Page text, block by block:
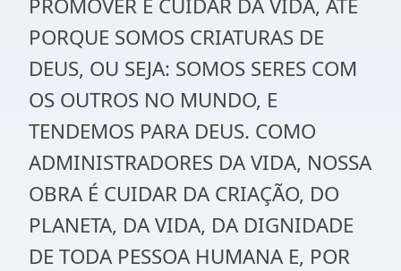
PROMOVER E CUIDAR DA VIDA, ATÉ
PORQUE SOMOS CRIATURAS DE
DEUS, OU SEJA: SOMOS SERES COM
OS OUTROS NO MUNDO, E
TENDEMOS PARA DEUS. COMO
ADMINISTRADORES DA VIDA, NOSSA
OBRA É CUIDAR DA CRIAÇÃO, DO
PLANETA, DA VIDA, DA DIGNIDADE
DE TODA PESSOA HUMANA E, POR